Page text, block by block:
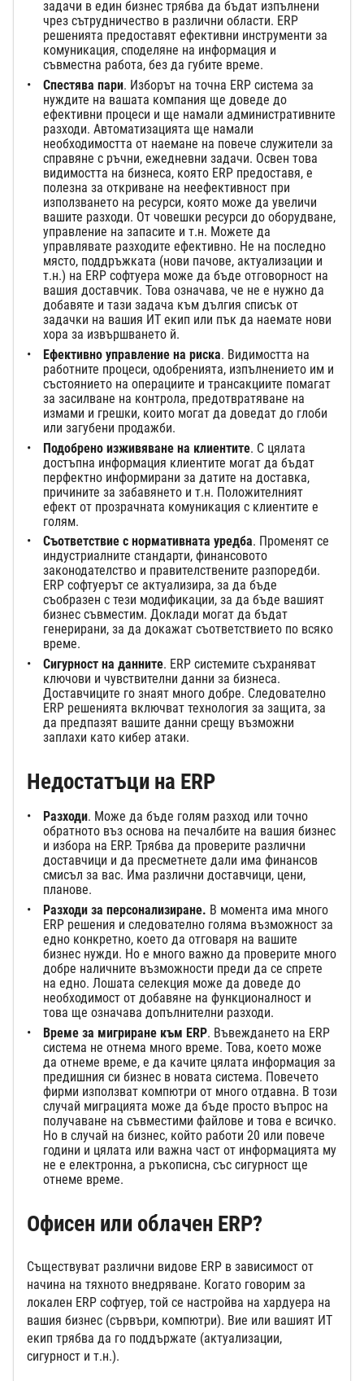
задачи в един бизнес трябва да бъдат изпълнени
чрез сътрудничество в различни области. ERP
решенията предоставят ефективни инструменти за
комуникация, споделяне на информация и
съвместна работа, без да губите време.
Спестява пари. Изборът на точна ERP система за
нуждите на вашата компания ще доведе до
ефективни процеси и ще намали административните
разходи. Автоматизацията ще намали
необходимостта от наемане на повече служители за
справяне с ръчни, ежедневни задачи. Освен това
видимостта на бизнеса, която ERP предоставя, е
полезна за откриване на неефективност при
използването на ресурси, която може да увеличи
вашите разходи. От човешки ресурси до оборудване,
управление на запасите и т.н. Можете да
управлявате разходите ефективно. Не на последно
място, поддръжката (нови пачове, актуализации и
т.н.) на ERP софтуера може да бъде отговорност на
вашия доставчик. Това означава, че не е нужно да
добавяте и тази задача към дългия списък от
задачки на вашия ИТ екип или пък да наемате нови
хора за извършването й.
Ефективно управление на риска. Видимостта на
работните процеси, одобренията, изпълнението им и
състоянието на операциите и трансакциите помагат
за засилване на контрола, предотвратяване на
измами и грешки, които могат да доведат до глоби
или загубени продажби.
Подобрено изживяване на клиентите. С цялата
достъпна информация клиентите могат да бъдат
перфектно информирани за датите на доставка,
причините за забавянето и т.н. Положителният
ефект от прозрачната комуникация с клиентите е
голям.
Съответствие с нормативната уредба. Променят се
индустриалните стандарти, финансовото
законодателство и правителствените разпоредби.
ERP софтуерът се актуализира, за да бъде
съобразен с тези модификации, за да бъде вашият
бизнес съвместим. Доклади могат да бъдат
генерирани, за да докажат съответствието по всяко
време.
Сигурност на данните. ERP системите съхраняват
ключови и чувствителни данни за бизнеса.
Доставчиците го знаят много добре. Следователно
ERP решенията включват технология за защита, за
да предпазят вашите данни срещу възможни
заплахи като кибер атаки.
Недостатъци на ERP
Разходи. Може да бъде голям разход или точно
обратното въз основа на печалбите на вашия бизнес
и избора на ERP. Трябва да проверите различни
доставчици и да пресметнете дали има финансов
смисъл за вас. Има различни доставчици, цени,
планове.
Разходи за персонализиране. В момента има много
ERP решения и следователно голяма възможност за
едно конкретно, което да отговаря на вашите
бизнес нужди. Но е много важно да проверите много
добре наличните възможности преди да се спрете
на едно. Лошата селекция може да доведе до
необходимост от добавяне на функционалност и
това ще означава допълнителни разходи.
Време за мигриране към ERP. Въвеждането на ERP
система не отнема много време. Това, което може
да отнеме време, е да качите цялата информация за
предишния си бизнес в новата система. Повечето
фирми използват компютри от много отдавна. В този
случай миграцията може да бъде просто въпрос на
получаване на съвместими файлове и това е всичко.
Но в случай на бизнес, който работи 20 или повече
години и цялата или важна част от информацията му
не е електронна, а ръкописна, със сигурност ще
отнеме време.
Офисен или облачен ERP?
Съществуват различни видове ERP в зависимост от
начина на тяхното внедряване. Когато говорим за
локален ERP софтуер, той се настройва на хардуера на
вашия бизнес (сървъри, компютри). Вие или вашият ИТ
екип трябва да го поддържате (актуализации,
сигурност и т.н.).